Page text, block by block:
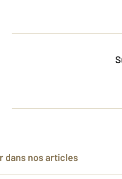
dans nos articles